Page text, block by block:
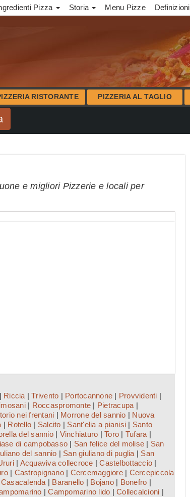
Pizza Storia Menu Pizze Definizioni
RISTORANTE PIZZERIA AL TAGLIO
e migliori Pizzerie e locali per
| Riccia |Trivento | Portocannone | Provvidenti |
| Roccaspromonte | Pietracupa |
nei frentani | Morrone del sannio | Nuova
| Rotello | Salcito | Sant'elia a pianisi | Santo
del sannio| Vinchiaturo | Toro | Tufara |
di campobasso | San felice del molise | San
del sannio | San giuliano di puglia | San
| Acquaviva collecroce |Castelbottaccio |
| Castropignano| Cercemaggiore| Cercepiccola
Casacalenda | Baranello | Bojano| Bonefro |
|Campomarino lido | Collecalcioni |